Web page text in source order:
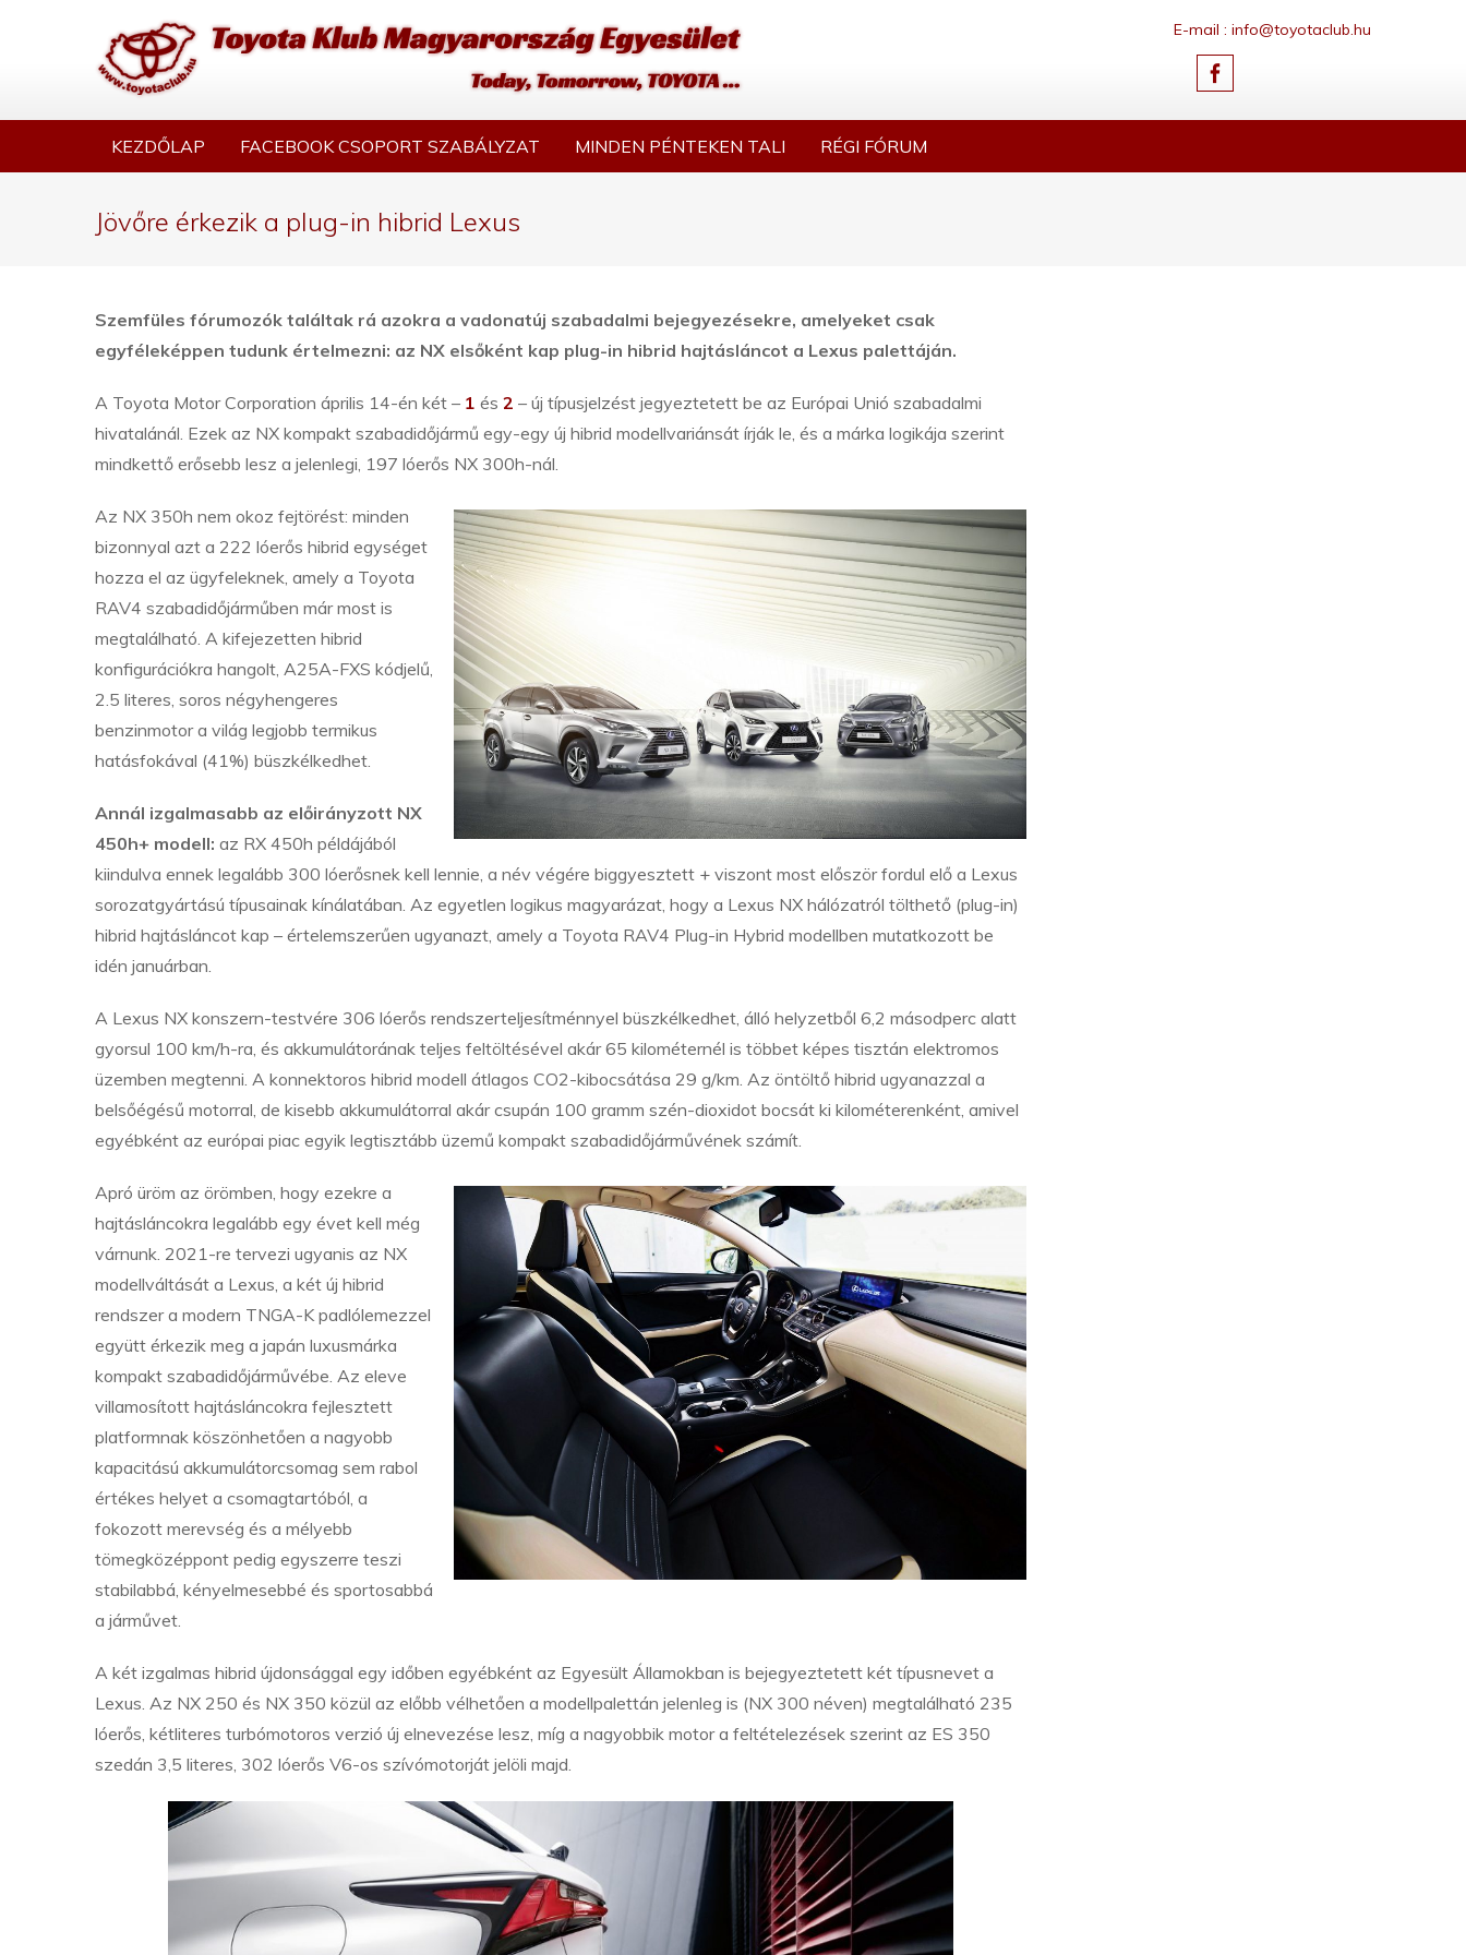
E-mail : info@toyotaclub.hu
KEZDŐLAP FACEBOOK CSOPORT SZABÁLYZAT MINDEN PÉNTEKEN TALI RÉGI FÓRUM
Jövőre érkezik a plug-in hibrid Lexus
Szemfüles fórumozók találtak rá azokra a vadonatúj szabadalmi bejegyezésekre, amelyeket csak
egyféleképpen tudunk értelmezni: az NX elsőként kap plug-in hibrid hajtásláncot a Lexus palettáján.
A Toyota Motor Corporation április 14-én két – 1 és 2 – új típusjelzést jegyeztetett be az Európai Unió szabadalmi
hivatalánál. Ezek az NX kompakt szabadidőjármű egy-egy új hibrid modellvariánsát írják le, és a márka logikája szerint
mindkettő erősebb lesz a jelenlegi, 197 lóerős NX 300h-nál.
Az NX 350h nem okoz fejtörést: minden
bizonnyal azt a 222 lóerős hibrid egységet
hozza el az ügyfeleknek, amely a Toyota
RAV4 szabadidőjárműben már most is
megtalálható. A kifejezetten hibrid
konfigurációkra hangolt, A25A-FXS kódjelű,
2.5 literes, soros négyhengeres
benzinmotor a világ legjobb termikus
hatásfokával (41%) büszkélkedhet.
Annál izgalmasabb az előirányzott NX
450h+ modell: az RX 450h példájából
kiindulva ennek legalább 300 lóerősnek kell lennie, a név végére biggyesztett + viszont most először fordul elő a Lexus
sorozatgyártású típusainak kínálatában. Az egyetlen logikus magyarázat, hogy a Lexus NX hálózatról tölthető (plug-in)
hibrid hajtásláncot kap – értelemszerűen ugyanazt, amely a Toyota RAV4 Plug-in Hybrid modellben mutatkozott be
idén januárban.
A Lexus NX konszern-testvére 306 lóerős rendszerteljesítménnyel büszkélkedhet, álló helyzetből 6,2 másodperc alatt
gyorsul 100 km/h-ra, és akkumulátorának teljes feltöltésével akár 65 kilométernél is többet képes tisztán elektromos
üzemben megtenni. A konnektoros hibrid modell átlagos CO2-kibocsátása 29 g/km. Az öntöltő hibrid ugyanazzal a
belsőégésű motorral, de kisebb akkumulátorral akár csupán 100 gramm szén-dioxidot bocsát ki kilométerenként, amivel
egyébként az európai piac egyik legtisztább üzemű kompakt szabadidőjárművének számít.
Apró üröm az örömben, hogy ezekre a
hajtásláncokra legalább egy évet kell még
várnunk. 2021-re tervezi ugyanis az NX
modellváltását a Lexus, a két új hibrid
rendszer a modern TNGA-K padlólemezzel
együtt érkezik meg a japán luxusmárka
kompakt szabadidőjárművébe. Az eleve
villamosított hajtásláncokra fejlesztett
platformnak köszönhetően a nagyobb
kapacitású akkumulátorcsomag sem rabol
értékes helyet a csomagtartóból, a
fokozott merevség és a mélyebb
tömegközéppont pedig egyszerre teszi
stabilabbá, kényelmesebbé és sportosabbá
a járművet.
A két izgalmas hibrid újdonsággal egy időben egyébként az Egyesült Államokban is bejegyeztetett két típusnevet a
Lexus. Az NX 250 és NX 350 közül az előbb vélhetően a modellpalettán jelenleg is (NX 300 néven) megtalálható 235
lóerős, kétliteres turbómotoros verzió új elnevezése lesz, míg a nagyobbik motor a feltételezések szerint az ES 350
szedán 3,5 literes, 302 lóerős V6-os szívómotorját jelöli majd.